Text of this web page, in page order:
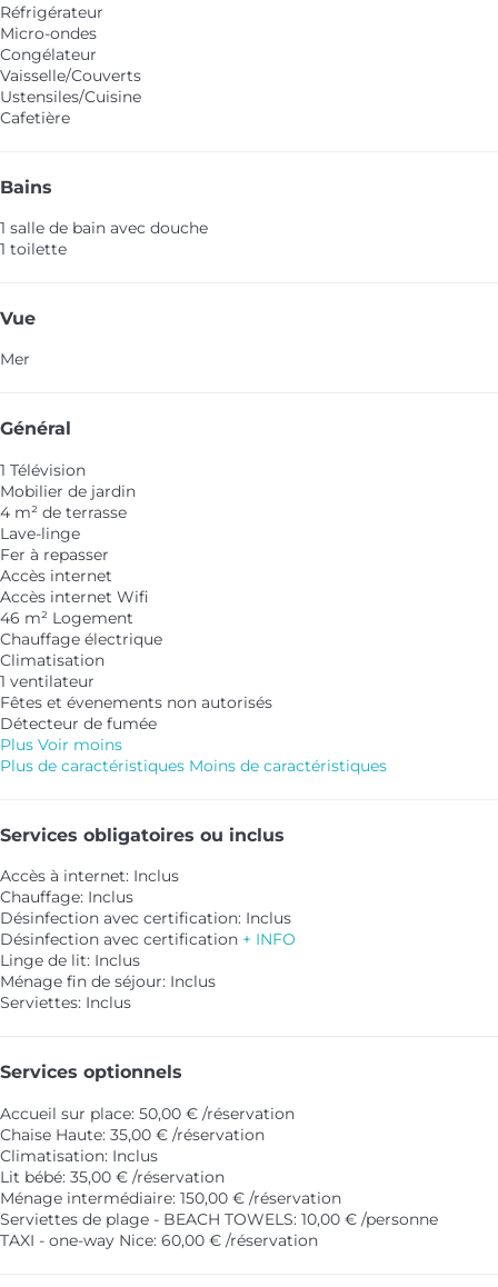
Réfrigérateur
Micro-ondes
Congélateur
Vaisselle/Couverts
Ustensiles/Cuisine
Cafetière
Bains
1 salle de bain avec douche
1 toilette
Vue
Mer
Général
1 Télévision
Mobilier de jardin
4 m² de terrasse
Lave-linge
Fer à repasser
Accès internet
Accès internet Wifi
46 m² Logement
Chauffage électrique
Climatisation
1 ventilateur
Fêtes et évenements non autorisés
Détecteur de fumée
Plus Voir moins
Plus de caractéristiques Moins de caractéristiques
Services obligatoires ou inclus
Accès à internet: Inclus
Chauffage: Inclus
Désinfection avec certification: Inclus
Désinfection avec certification + INFO
Linge de lit: Inclus
Ménage fin de séjour: Inclus
Serviettes: Inclus
Services optionnels
Accueil sur place: 50,00 € /réservation
Chaise Haute: 35,00 € /réservation
Climatisation: Inclus
Lit bébé: 35,00 € /réservation
Ménage intermédiaire: 150,00 € /réservation
Serviettes de plage - BEACH TOWELS: 10,00 € /personne
TAXI - one-way Nice: 60,00 € /réservation